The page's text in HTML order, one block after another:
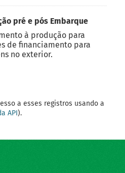
pré e pós Embarque
à produção para
de financiamento para
no exterior.
a esses registros usando a
API).